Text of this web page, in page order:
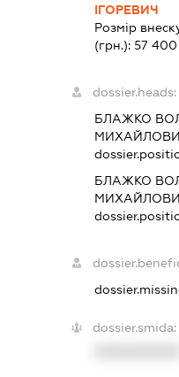
ІГОРЕВИЧ
Розмір
(грн.): 57 400
dossier.heads:
БЛАЖКО
БЛАЖКО
dossier.smida: